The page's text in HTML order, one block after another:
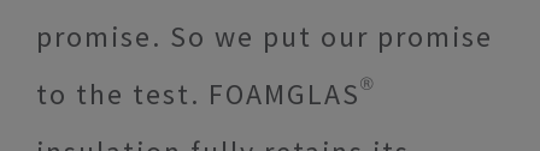
promise. So we put our promise
to the test. FOAMGLAS®